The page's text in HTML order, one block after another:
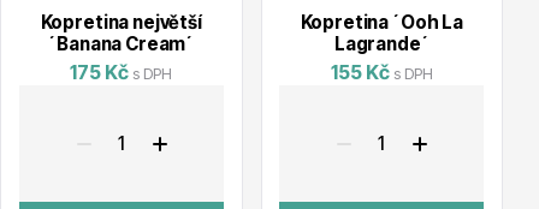
Po-Pá 9:00 - 17:00
Kopretina největší
´Banana Cream´
175 Kč s DPH
Kopretina ´Ooh La
Lagrande´
155 Kč s DPH